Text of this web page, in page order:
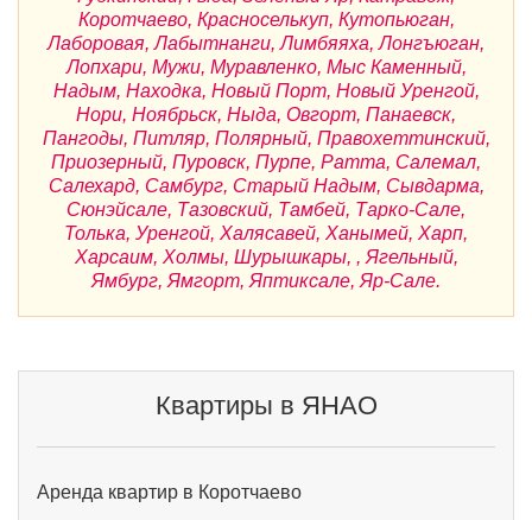
Коротчаево, Красноселькуп, Кутопьюган,
Лаборовая, Лабытнанги, Лимбяяха, Лонгъюган,
Лопхари, Мужи, Муравленко, Мыс Каменный,
Надым, Находка, Новый Порт, Новый Уренгой,
Нори, Ноябрьск, Ныда, Овгорт, Панаевск,
Пангоды, Питляр, Полярный, Правохеттинский,
Приозерный, Пуровск, Пурпе, Ратта, Салемал,
Салехард, Самбург, Старый Надым, Сывдарма,
Сюнэйсале, Тазовский, Тамбей, Тарко-Сале,
Толька, Уренгой, Халясавей, Ханымей, Харп,
Харсаим, Холмы, Шурышкары, , Ягельный,
Ямбург, Ямгорт, Яптиксале, Яр-Сале.
Квартиры в ЯНАО
Аренда квартир в Коротчаево